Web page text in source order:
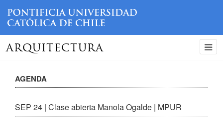
ARQUITECTURA
AGENDA
SEP 24 | Clase abierta Manola Ogalde | MPUR